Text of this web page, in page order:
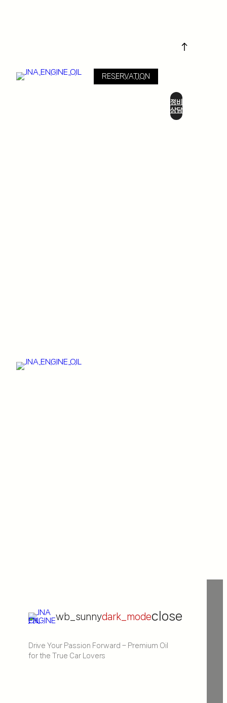
RESERVATION
정비
상담
wb_sunnydark_modeclose
Drive Your Passion Forward – Premium Oil
for the True Car Lovers